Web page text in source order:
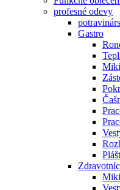
profesné odevy
Gastro